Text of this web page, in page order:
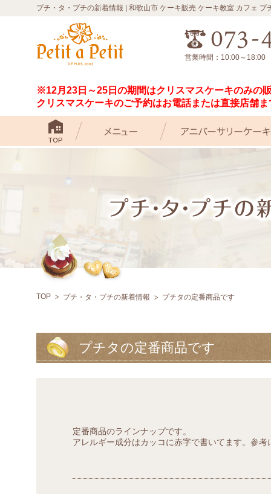
プチ・タ・プチの新着情報 | 和歌山市 ケーキ販売 ケーキ教室 カフェ プ
営業時間：10:00～18:00
※12月23日～25日の期間はクリスマスケーキのみの
クリスマスケーキのご予約はお電話または直接店舗
TOP プチ・タ・プチの新着情報 プチタの定番商品です
プチタの定番商品です
定番商品のラインナップです。
アレルギー成分はカッコに赤字で書いてます。参